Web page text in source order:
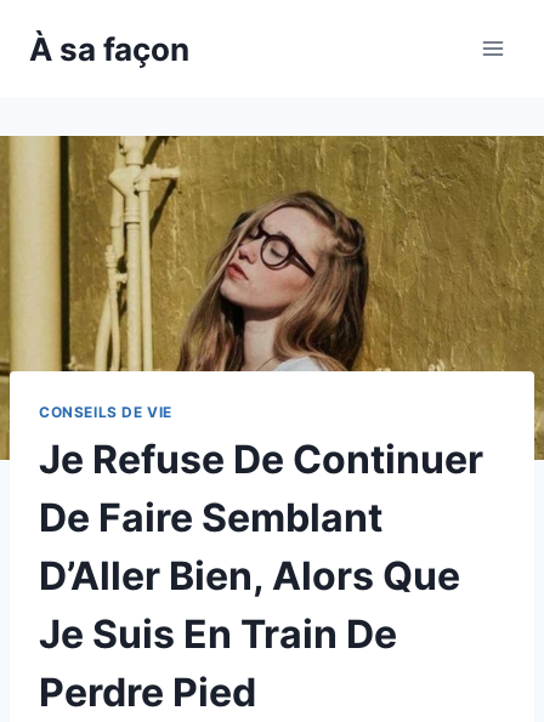
À sa façon
CONSEILS DE VIE
Je Refuse De Continuer
De Faire Semblant
D’Aller Bien, Alors Que
Je Suis En Train De
Perdre Pied